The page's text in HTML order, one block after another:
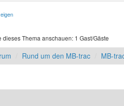
dieses Thema anschauen: 1 Gast/Gäste
Rund um den MB-trac MB-